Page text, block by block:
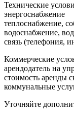
Технические
энергоснабжение
теплоснабжение,
водоснабжение,
связь (телефония,
Коммерческие
арендодатель на
стоимость аренды
коммунальные
Уточняйте